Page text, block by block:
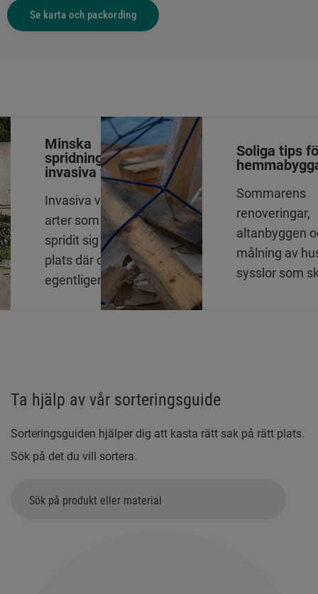
Se karta och packording
Minska
spridningen av
invasiva växter
Invasiva växter är
arter som har
spridit sig till en
plats där de
egentligen inte hör
hemma, och som
hantera dem på
lämnar växtavfall
på din
för att undvika att
Soliga tips
Sommarens
renoveringar,
altanbyggen
målning av
sysslor som
Ta hjälp av vår sorteringsguide
Sorteringsguiden hjälper dig att kasta rätt sak på rätt plats.
Sök på det du vill sortera.